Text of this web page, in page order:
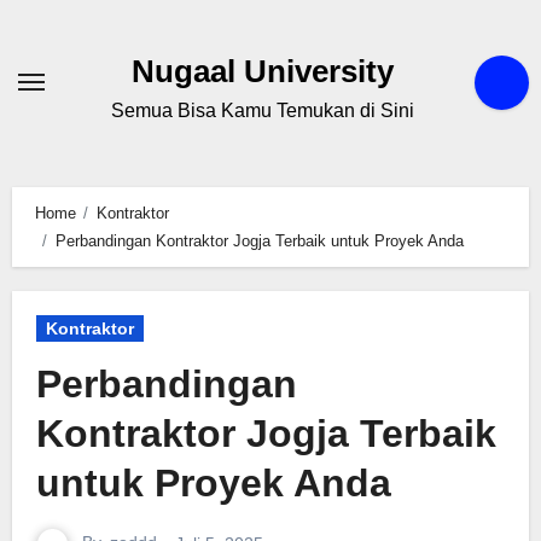
content
Nugaal University
Semua Bisa Kamu Temukan di Sini
Home
Kontraktor
Perbandingan Kontraktor Jogja Terbaik untuk Proyek Anda
Kontraktor
Perbandingan Kontraktor
Jogja Terbaik untuk
Proyek Anda